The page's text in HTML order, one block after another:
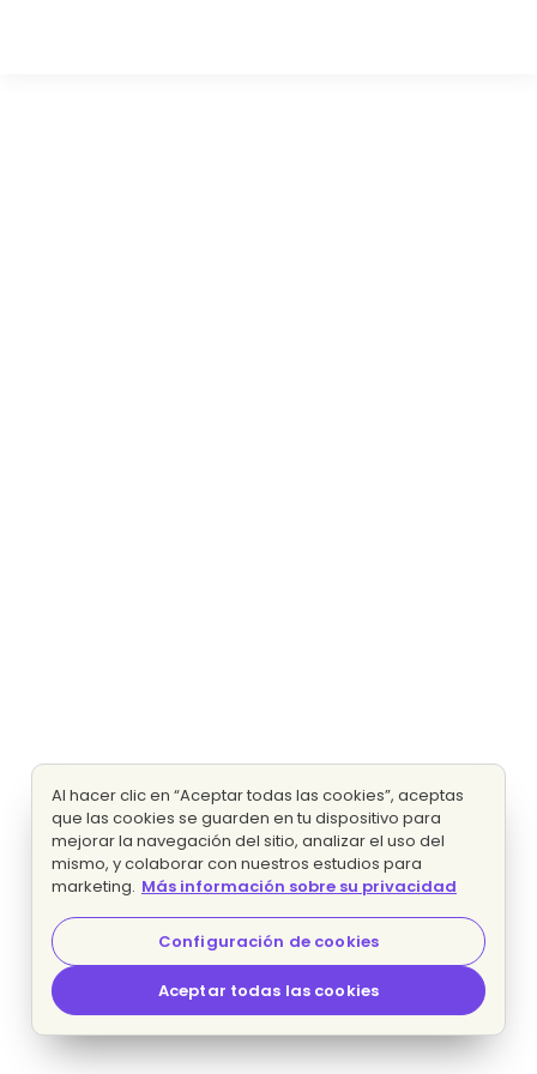
Al hacer clic en “Aceptar todas las cookies”, aceptas
que las cookies se guarden en tu dispositivo para
mejorar la navegación del sitio, analizar el uso del
mismo, y colaborar con nuestros estudios para
marketing. Más información sobre su privacidad
Configuración de cookies
Aceptar todas las cookies